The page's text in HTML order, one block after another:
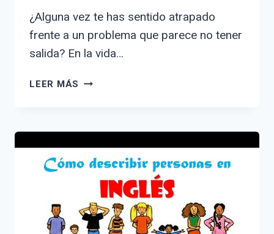
¿Alguna vez te has sentido atrapado
frente a un problema que parece no tener
salida? En la vida…
LEER MÁS ESTRATEGIAS
PSICOLOGÍA:
TÉCNICAS
EFECTIVAS
PARA
MEJORAR